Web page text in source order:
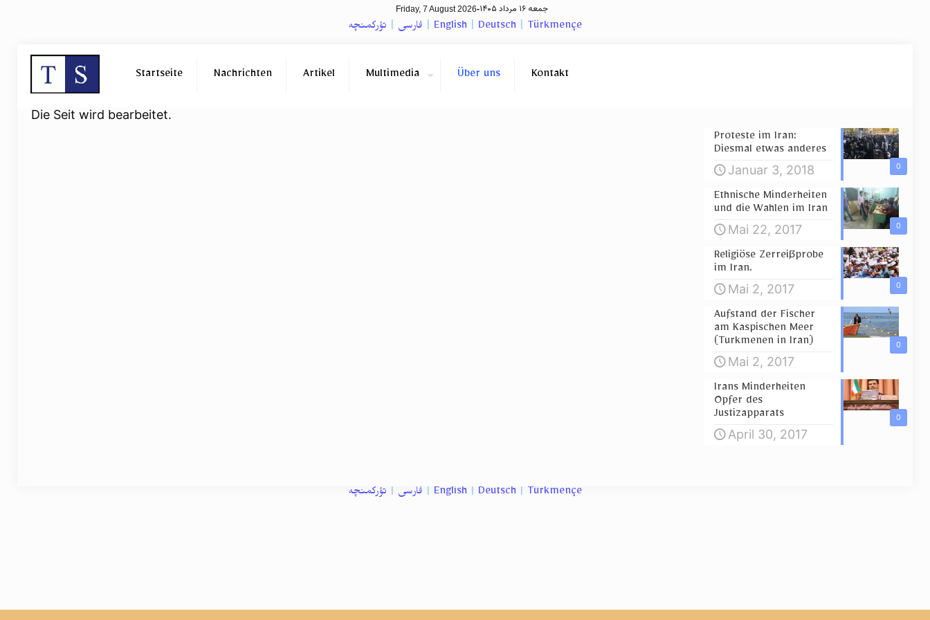
Friday, 7 August 2026-
جمعه ۱۶ مرداد ۱۴۰۵
فارسی | تؤرکمنچه | English | Deutsch | Türkmençe
Startseite Nachrichten Artikel Multimedia Über uns Kontakt
Die Seit wird bearbeitet.
0
Proteste im Iran:
Diesmal etwas anderes
Januar 3, 2018
0
Ethnische Minderheiten
und die Wahlen im Iran
Mai 22, 2017
0
Religiöse Zerreißprobe
im Iran.
Mai 2, 2017
0
Aufstand der Fischer
am Kaspischen Meer
(Turkmenen in Iran)
Mai 2, 2017
0
Irans Minderheiten
Opfer des
Justizapparats
April 30, 2017
فارسی | تؤرکمنچه | English | Deutsch | Türkmençe